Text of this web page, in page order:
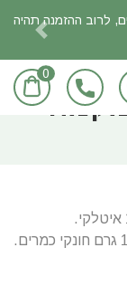
למקסימום 2 ימי עסקים, לרוב ההזמנה תהיה
0
מקמח